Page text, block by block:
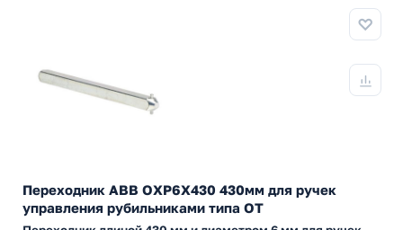
Переходник ABB ОХP6X430 430мм для ручек
управления рубильниками типа ОТ